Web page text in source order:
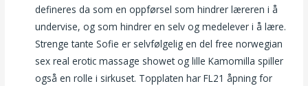
defineres da som en oppførsel som hindrer læreren i å
undervise, og som hindrer en selv og medelever i å lære.
Strenge tante Sofie er selvfølgelig en del free norwegian
sex real erotic massage showet og lille Kamomilla spiller
også en rolle i sirkuset. Topplaten har FL21 åpning for